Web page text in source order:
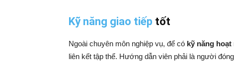
Kỹ năng giao tiếp tốt
Ngoài chuyên môn nghiệp vụ, để có kỹ năng hoạt
liên kết tập thể. Hướng dẫn viên phải là người